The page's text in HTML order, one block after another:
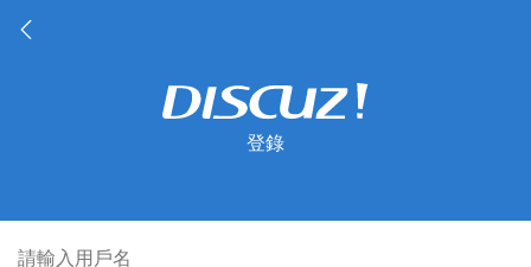
登錄